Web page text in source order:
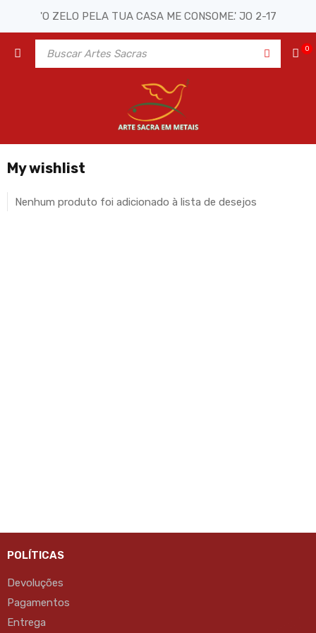
'O ZELO PELA TUA CASA ME CONSOME.' JO 2-17
0
My wishlist
Nenhum produto foi adicionado à lista de desejos
POLÍTICAS
Devoluções
Pagamentos
Entrega